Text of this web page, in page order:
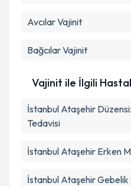
AvcılarVajinit
BağcılarVajinit
Vajinit ile İlgili
İstanbul Ataşehir
Tedavisi
İstanbul Ataşehir Erken
İstanbul Ataşehir